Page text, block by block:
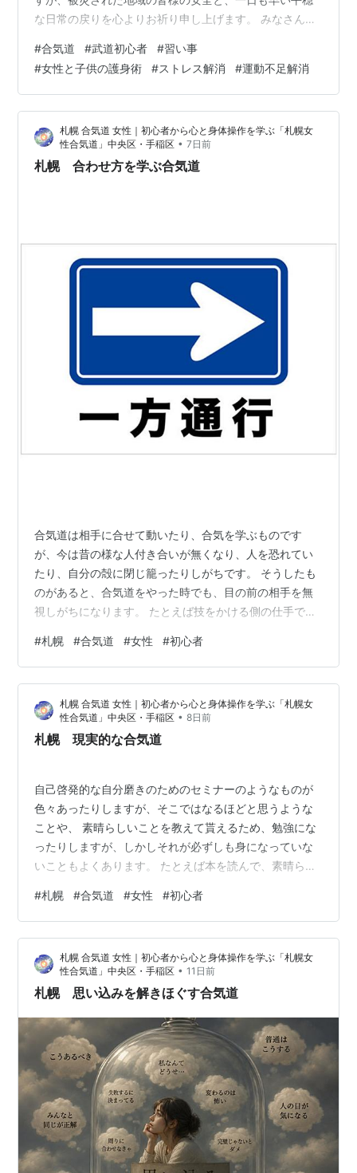
な日常の戻りを心よりお祈り申し上げます。 みなさん、
その立ち居振る舞い、生き方ににじみ出るもんです
よ。」 あるドラマで耳にしたこの言葉が、強く心に残り
ました。 その場面に登場するのは、出身も身分も明かせ
ない事情を抱えた、子どもを連れた一人の母親です。 し
かし、その立ち居振る舞いや言葉遣い、人への接し方を
見た人物は、「この人は士族だ」とすぐに見抜き…
#合気道 #武道初心者 #習い事
#女性と子供の護身術 #ストレス解消 #運動不足解消
札幌 合気道 女性｜初心者から心と身体操作を学ぶ「札幌女
性合気道」中央区・手稲区 • 7日前
札幌 合わせ方を学ぶ合気道
合気道は相手に合せて動いたり、合気を学ぶものです
が、今は昔の様な人付き合いが無くなり、人を恐れてい
たり、自分の殻に閉じ籠ったりしがちです。 そうしたも
のがあると、合気道をやった時でも、目の前の相手を無
視しがちになります。 たとえば技をかける側の仕手であ
の頭の中で考えたことをやろうとしたり、 受けにして
も、相手に身を任せて自然と動くのではなく、頭で受け
の手順や受け身を取ることを考えて、一人で勝手に倒れ
たりもします。 それでは一人の世界で、一人相撲を取っ
ているようなものですが、逆に言えば合気道でもしそう
であるならば、普段も自分の世界だけで何かをやっ…
#札幌 #合気道 #女性 #初心者
札幌 合気道 女性｜初心者から心と身体操作を学ぶ「札幌女
性合気道」中央区・手稲区 • 8日前
札幌 現実的な合気道
自己啓発的な自分磨きのためのセミナーのようなものが
色々あったりしますが、そこではなるほどと思うような
ことや、 素晴らしいことを教えて貰えるため、勉強にな
ったりしますが、しかしそれが必ずしも身になっていな
いこともよくあります。 たとえば本を読んで、素晴らし
実際には一回読んだぐらいでは、 内容を覚えていなかっ
たり、理解していなかったり、分かった気になっている
ことがよくあることと同じです。 アクション映画を見れ
ば、自分が強くなった気がしたり、自分もジャッキーチ
ェンのように動けそうな気がしますが、映画を見ただけ
では殆どの人は、気が大きくなるだけで強くは…
#札幌 #合気道 #女性 #初心者
札幌 合気道 女性｜初心者から心と身体操作を学ぶ「札幌女
性合気道」中央区・手稲区 • 11日前
札幌 思い込みを解きほぐす合気道